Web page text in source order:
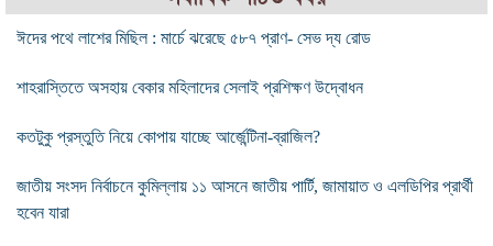
ঈদের পথে লাশের মিছিল : মার্চে ঝরেছে ৫৮৭ প্রাণ- সেভ দ্য রোড
শাহরাস্তিতে অসহায় বেকার মহিলাদের সেলাই প্রশিক্ষণ উদ্বোধন
কতটুকু প্রস্তুতি নিয়ে কোপায় যাচ্ছে আর্জেন্টিনা-ব্রাজিল?
জাতীয় সংসদ নির্বাচনে কুমিল্লায় ১১ আসনে জাতীয় পার্টি, জামায়াত ও এলডিপির প্রার্থী
হবেন যারা